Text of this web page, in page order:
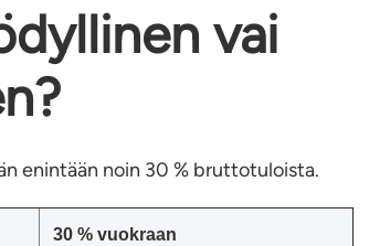
vai
enintään noin 30 % bruttotuloista.
30 % vuokraan